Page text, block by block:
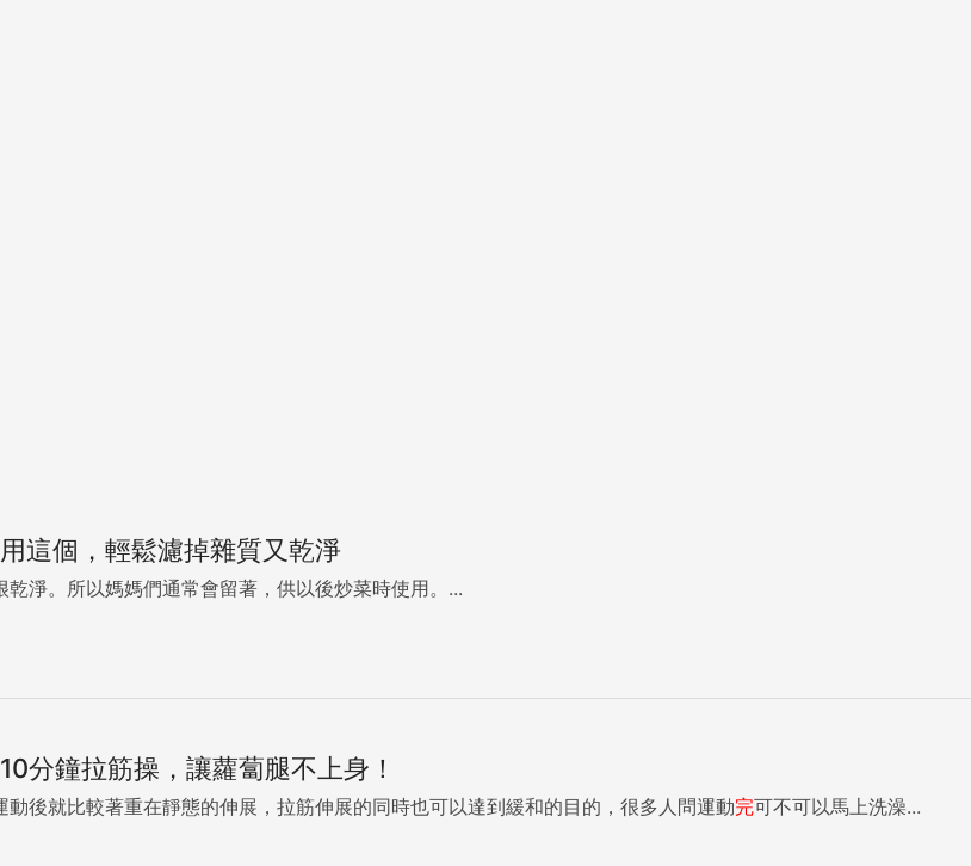
這個，輕鬆濾掉雜質又乾淨
淨。所以媽媽們通常會留著，供以後炒菜時使用。...
分鐘拉筋操，讓蘿蔔腿不上身！
後就比較著重在靜態的伸展，拉筋伸展的同時也可以達到緩和的目的，很多人問運動完可不可以馬上洗澡...